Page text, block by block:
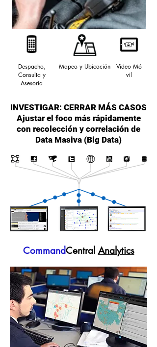
Despacho,
Consulta y
Asesoría
Mapeo y Ubicación Video Mó
vil
INVESTIGAR: CERRAR MÁS CASOS
Ajustar el foco más rápidamente
con recolección y correlación de
Data Masiva (Big Data)
CommandCentral Analytics